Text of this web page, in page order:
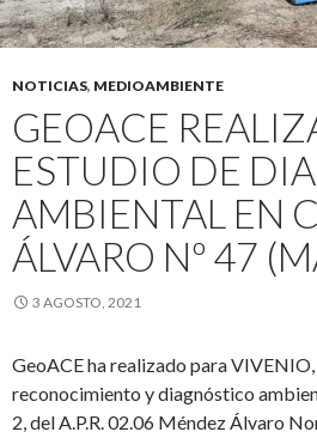
NOTICIAS, MEDIOAMBIENTE
GEOACE
ESTUDIO DE
AMBIENTAL EN
ÁLVARO Nº 47
3 AGOSTO, 2021
GeoACE ha realizado para
reconocimiento y diagnóstico
2, del A.P.R. 02.06 Méndez Álvaro